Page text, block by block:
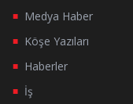
■ Medya Haber
■ Köşe Yazıları
■ Haberler
■ İş